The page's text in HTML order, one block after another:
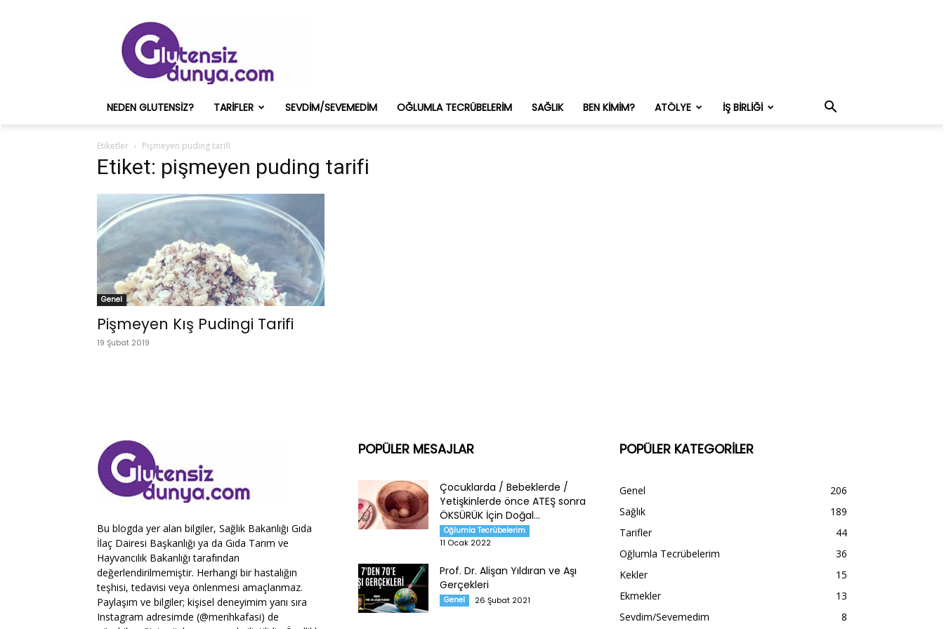
ve
Onun
Sağlık
Deneyimleri
NEDEN GLUTENSIZ? TARIFLER SEVDIM/SEVEMEDIM OĞLUMLA TECRÜBELERIM SAĞLIK BEN KIMIM? ATÖLYE İŞ BIRLIĞI
Etiketler Pişmeyen puding tarifi
Etiket: pişmeyen puding tarifi
Genel
Pişmeyen Kış Pudingi Tarifi
19 Şubat 2019
Bu blogda yer alan bilgiler, Sağlık Bakanlığı Gıda
İlaç Dairesi Başkanlığı ya da Gıda Tarım ve
Hayvancılık Bakanlığı tarafından
değerlendirilmemiştir. Herhangi bir hastalığın
teşhisi, tedavisi veya önlenmesi amaçlanmaz.
Paylaşım ve bilgiler; kişisel deneyimim yanı sıra
Instagram adresimde (@merihkafasi) de
POPÜLER MESAJLAR
Çocuklarda / Bebeklerde /
Yetişkinlerde önce ATEŞ sonra
ÖKSÜRÜK İçin Doğal...
Oğlumla Tecrübelerim
11 Ocak 2022
Prof. Dr. Alişan Yıldıran ve Aşı
Gerçekleri
Genel 26 Şubat 2021
POPÜLER KATEGORİLER
Genel
206
Sağlık
189
Tarifler
44
Oğlumla Tecrübelerim
36
Kekler
15
Ekmekler
13
Sevdim/Sevemedim
8